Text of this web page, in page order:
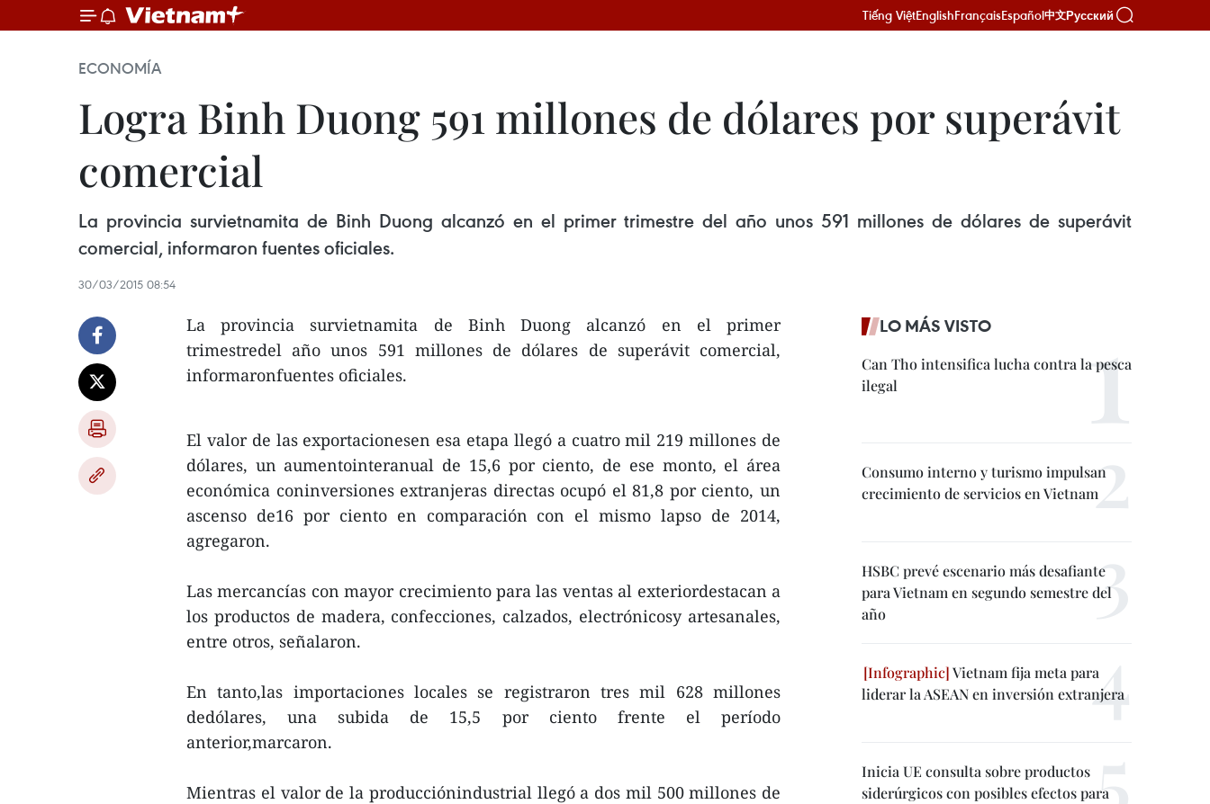
Tiếng ViệtEnglishFrançaisEspañol中文Русский
ECONOMÍA
Logra Binh Duong 591 millones de dólares por superávit
comercial
La provincia survietnamita de Binh Duong alcanzó en el primer trimestre del año unos 591 millones de dólares de superávit
comercial, informaron fuentes oficiales.
30/03/2015 08:54
La provincia survietnamita de Binh Duong alcanzó en el primer
trimestredel año unos 591 millones de dólares de superávit comercial,
informaronfuentes oficiales.
El valor de las exportacionesen esa etapa llegó a cuatro mil 219 millones de
dólares, un aumentointeranual de 15,6 por ciento, de ese monto, el área
económica coninversiones extranjeras directas ocupó el 81,8 por ciento, un
ascenso de16 por ciento en comparación con el mismo lapso de 2014,
agregaron.
Las mercancías con mayor crecimiento para las ventas al exteriordestacan a
los productos de madera, confecciones, calzados, electrónicosy artesanales,
entre otros, señalaron.
En tanto,las importaciones locales se registraron tres mil 628 millones
dedólares, una subida de 15,5 por ciento frente el período
anterior,marcaron.
Mientras el valor de la producciónindustrial llegó a dos mil 500 millones de
LO MÁS VISTO
Can Tho intensifica lucha contra la pesca
ilegal
Consumo interno y turismo impulsan
crecimiento de servicios en Vietnam
HSBC prevé escenario más desafiante
para Vietnam en segundo semestre del
año
Vietnam fija meta para
liderar la ASEAN en inversión extranjera
Inicia UE consulta sobre productos
siderúrgicos con posibles efectos para